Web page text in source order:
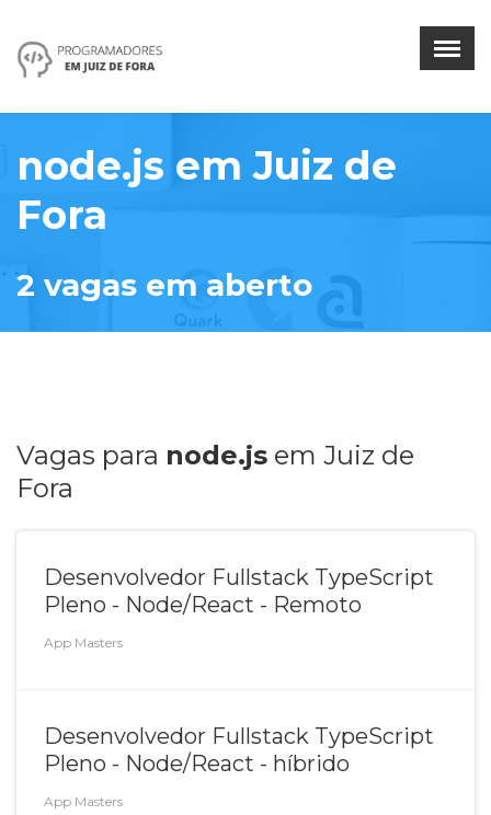
node.js emJuiz de
Fora
2 vagas em aberto
Vagas para node.js em Juiz de
Fora
Desenvolvedor Fullstack TypeScript
Pleno - Node/React - Remoto
App Masters
Desenvolvedor Fullstack TypeScript
Pleno - Node/React - híbrido
App Masters
×
Vagas por tecnologia
Vagas por empresa